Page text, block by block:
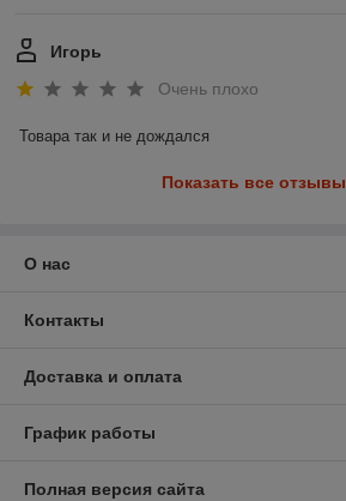
Игорь
Очень плохо
Товара так и не дождался
Показать все отзывы
О нас
Контакты
Доставка и оплата
График работы
Полная версия сайта